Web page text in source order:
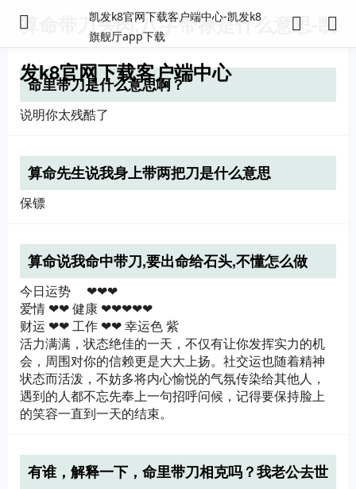
凯发k8官网下载客户端中心-凯发k8
旗舰厅app下载
算命带刀头肉,八字带禄是什么意思-凯
发k8官网下载客户端中心
命里带刀是什么意思啊？
说明你太残酷了
算命先生说我身上带两把刀是什么意思
保镖
算命说我命中带刀,要出命给石头,不懂怎么做
今日运势 ❤❤❤
爱情 ❤❤ 健康 ❤❤❤❤❤
财运 ❤❤ 工作 ❤❤ 幸运色 紫
活力满满，状态绝佳的一天，不仅有让你发挥实力的机
会，周围对你的信赖更是大大上扬。社交运也随着精神
状态而活泼，不妨多将内心愉悦的气氛传染给其他人，
遇到的人都不忘先奉上一句招呼问候，记得要保持脸上
的笑容一直到一天的结束。
有谁，解释一下，命里带刀相克吗？我老公去世